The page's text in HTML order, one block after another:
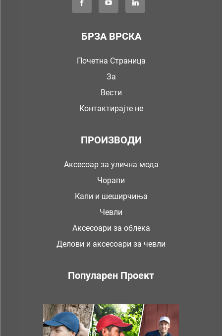
БРЗА ВРСКА
Почетна Страница
За
Вести
Контактирајте не
ПРОИЗВОДИ
Аксесоар за улична мода
Чорапи
Капи и шеширчиња
Чевли
Аксесоари за облека
Делови и аксесоари за чевли
Популарен Проект